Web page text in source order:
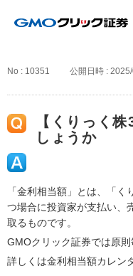
No : 10351 公開日時 :
【くりっく
しょうか
「金利相当額」とは、「
つ場合に投資家が支払い、
取るものです。
GMOクリック証券では原則
詳しくは金利相当額カレン